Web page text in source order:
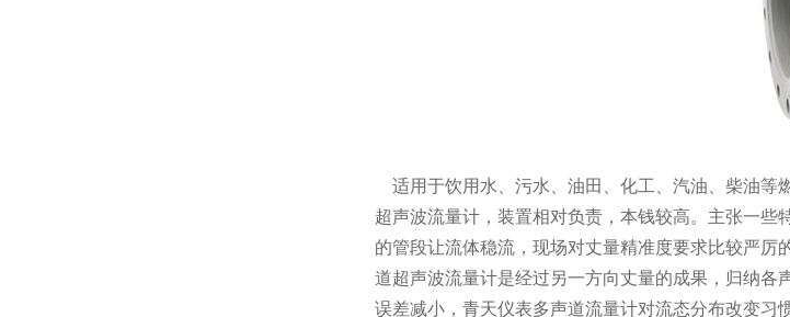
适用于饮用水、污水、油田、化工、汽油、柴油等
超声波流量计，装置相对负责，本钱较高。主张一
的管段让流体稳流，现场对丈量精准度要求比较严
道超声波流量计是经过另一方向丈量的成果，归纳
误差减小，青天仪表多声道流量计对流态分布改变